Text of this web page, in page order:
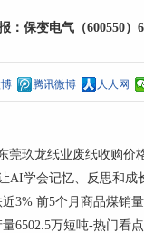
：保变电气（600550
腾讯微博 人人网
莞玖龙纸业废纸收购价
AI学会记忆、反思和成
3% 前5个月商品煤销
6502.5万短吨-热门看点